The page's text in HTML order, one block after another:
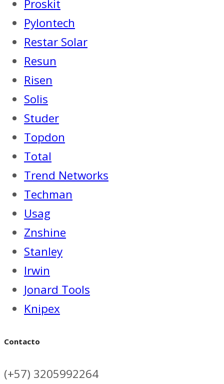
Proskit
Pylontech
Restar Solar
Resun
Risen
Solis
Studer
Topdon
Total
Trend Networks
Techman
Usag
Znshine
Stanley
Irwin
Jonard Tools
Knipex
Contacto
(+57) 3205992264